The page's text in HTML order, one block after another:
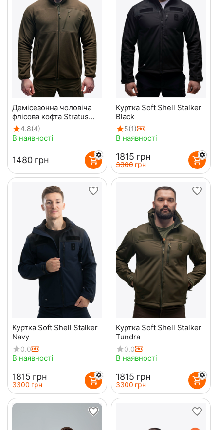
Демісезонна чоловіча
флісова кофта Stratus
Olive
4.8(4)
В наявності
‍1480‍ грн
Куртка Soft Shell Stalker
Black
5(1)
В наявності
‍1815‍ грн
‍3300‍ грн
Куртка Soft Shell Stalker
Navy
0.0
В наявності
‍1815‍ грн
‍3300‍ грн
Куртка Soft Shell Stalker
Tundra
0.0
В наявності
‍1815‍ грн
‍3300‍ грн